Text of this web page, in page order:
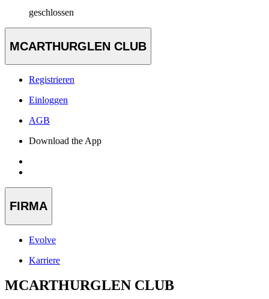
geschlossen
MCARTHURGLEN CLUB
Registrieren
Einloggen
AGB
Download the App
FIRMA
Evolve
Karriere
MCARTHURGLEN CLUB